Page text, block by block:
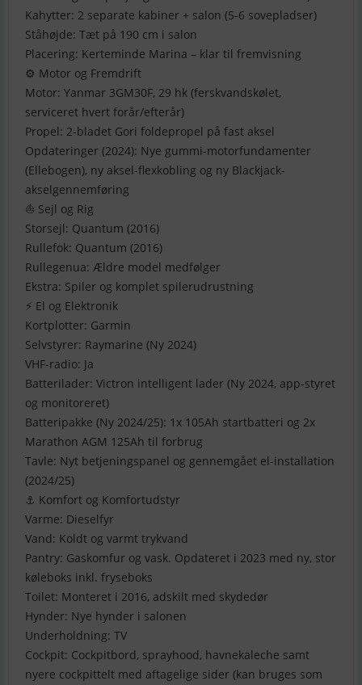
Kahytter: 2 separate kabiner + salon (5-6 sovepladser)
Ståhøjde: Tæt på 190 cm i salon
Placering: Kerteminde Marina – klar til fremvisning
⚙️ Motor og Fremdrift
Motor: Yanmar 3GM30F, 29 hk (ferskvandskølet,
serviceret hvert forår/efterår)
Propel: 2-bladet Gori foldepropel på fast aksel
Opdateringer (2024): Nye gummi-motorfundamenter
(Ellebogen), ny aksel-flexkobling og ny Blackjack-
akselgennemføring
⛵ Sejl og Rig
Storsejl: Quantum (2016)
Rullefok: Quantum (2016)
Rullegenua: Ældre model medfølger
Ekstra: Spiler og komplet spilerudrustning
⚡ El og Elektronik
Kortplotter: Garmin
Selvstyrer: Raymarine (Ny 2024)
VHF-radio: Ja
Batterilader: Victron intelligent lader (Ny 2024, app-styret
og monitoreret)
Batteripakke (Ny 2024/25): 1x 105Ah startbatteri og 2x
Marathon AGM 125Ah til forbrug
Tavle: Nyt betjeningspanel og gennemgået el-installation
(2024/25)
⚓ Komfort og Komfortudstyr
Varme: Dieselfyr
Vand: Koldt og varmt trykvand
Pantry: Gaskomfur og vask. Opdateret i 2023 med ny, stor
køleboks inkl. fryseboks
Toilet: Monteret i 2016, adskilt med skydedør
Hynder: Nye hynder i salonen
Underholdning: TV
Cockpit: Cockpitbord, sprayhood, havnekaleche samt
nyere cockpittelt med aftagelige sider (kan bruges som